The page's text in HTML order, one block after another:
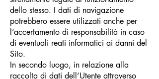
dello stesso. I dati di navigazione
potrebbero essere utilizzati anche per
l’accertamento di responsabilità in caso
di eventuali reati informatici ai danni del
Sito.
In secondo luogo, in relazione alla
raccolta di dati dell’Utente attraverso